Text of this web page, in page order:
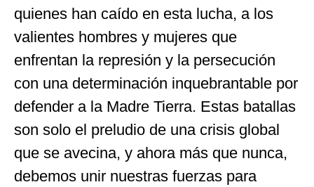
quienes han caído en esta lucha, a los
valientes hombres y mujeres que
enfrentan la represión y la persecución
con una determinación inquebrantable por
defender a la Madre Tierra. Estas batallas
son solo el preludio de una crisis global
que se avecina, y ahora más que nunca,
debemos unir nuestras fuerzas para